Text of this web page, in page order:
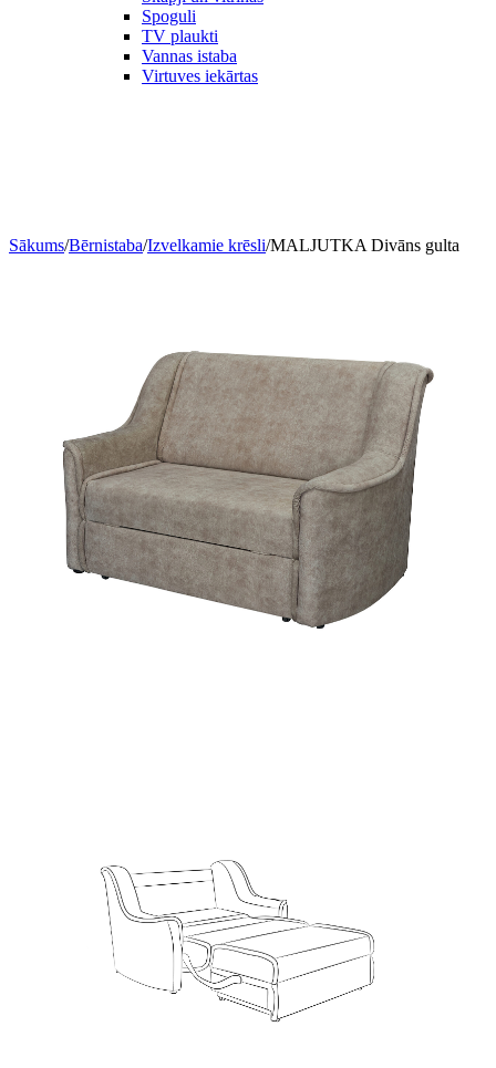
Spoguli
TV plaukti
Vannas istaba
Virtuves iekārtas
Sākums/Bērnistaba/Izvelkamie krēsli/MALJUTKA Divāns gulta